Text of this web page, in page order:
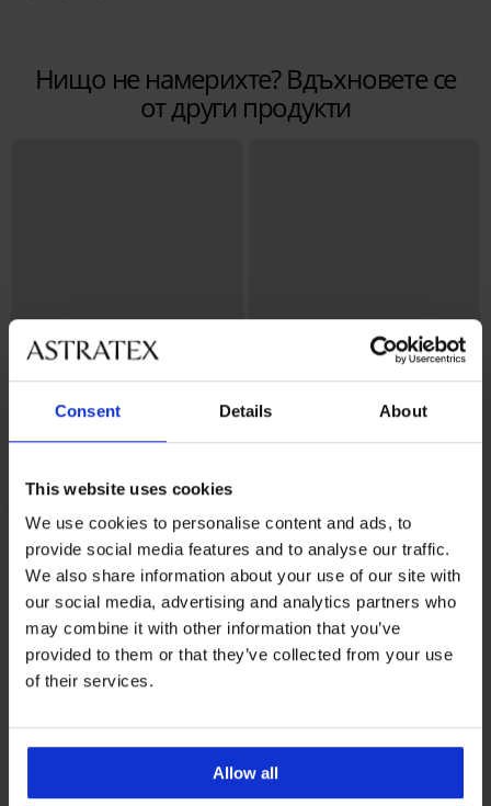
Consent Details About
This website uses cookies
We use cookies to personalise content and ads, to
provide social media features and to analyse our traffic.
We also share information about your use of our site with
our social media, advertising and analytics partners who
may combine it with other information that you’ve
provided to them or that they’ve collected from your use
of their services.
Allow all
Нищо не намерихте? Вдъхновете се
от други продукти
Сутиен Maia 4D изглаждащ
40,99 €(80,17 лв.)
Сутиен Soft Lace II подплатен
без банели
18,50 €(36,18 лв.) 36,99 €